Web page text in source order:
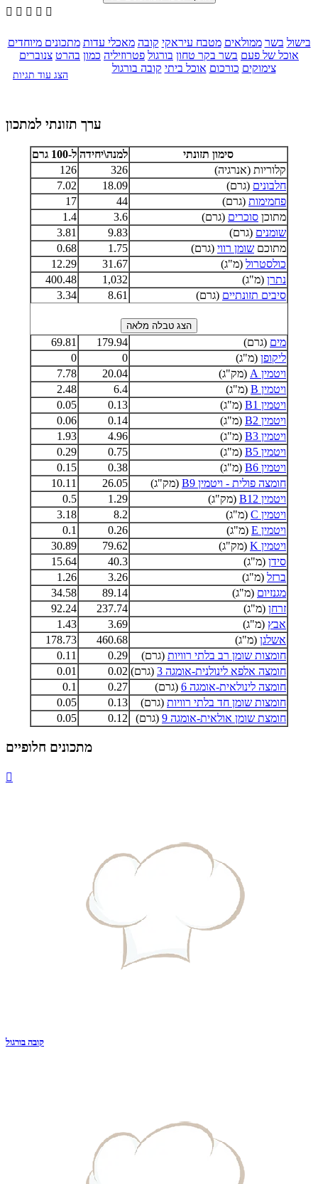
    
בישול בשר ממולאים מטבח עיראקי קובה מאכלי עדות מתכונים מיוחדים
אוכל של פעם בשר בקר טחון בורגול פטרוזיליה כמון בהרט צנוברים
צימוקים כורכום אוכל ביתי קובה בורגול
הצג עוד תגיות
ערך תזונתי למתכון
סימון תזונתי למנה\יחידה ל-100 גרם
קלוריות (אנרגיה)
326
126
חלבונים (גרם) 18.09
7.02
פחמימות (גרם) 44
17
מתוכן סוכרים (גרם) 3.6
1.4
שומנים (גרם) 9.83
3.81
מתוכם שומן רווי (גרם) 1.75
0.68
כולסטרול (מ"ג) 31.67
12.29
נתרן (מ"ג) 1,032
400.48
סיבים תזונתיים (גרם) 8.61
3.34
מים (גרם) 179.94
69.81
ליקופן (מ"ג) 0
0
ויטמין A
(מק"ג) 20.04
7.78
ויטמין B
(מ"ג) 6.4
2.48
ויטמין B1
(מ"ג) 0.13
0.05
ויטמין B2
(מ"ג) 0.14
0.06
ויטמין B3
(מ"ג) 4.96
1.93
ויטמין B5
(מ"ג) 0.75
0.29
ויטמין B6
(מ"ג) 0.38
0.15
חומצה פולית - ויטמין B9
(מק"ג) 26.05
10.11
ויטמין B12
(מק"ג) 1.29
0.5
ויטמין C
(מ"ג) 8.2
3.18
ויטמין E
(מ"ג) 0.26
0.1
ויטמין K
(מק"ג) 79.62
30.89
סידן (מ"ג) 40.3
15.64
ברזל (מ"ג) 3.26
1.26
מגנזיום (מ"ג) 89.14
34.58
זרחן (מ"ג) 237.74
92.24
אבץ (מ"ג) 3.69
1.43
אשלגן (מ"ג) 460.68
178.73
חומצות שומן רב בלתי רוויות (גרם) 0.29
0.11
חומצה אלפא לינולנית-אומגה 3
(גרם) 0.02
0.01
חומצה לינולאית-אומגה 6
(גרם) 0.27
0.1
חומצות שומן חד בלתי רוויות (גרם) 0.13
0.05
חומצת שומן אולאית-אומגה 9
(גרם) 0.12
0.05
מתכונים חלופיים

קובה בורגול